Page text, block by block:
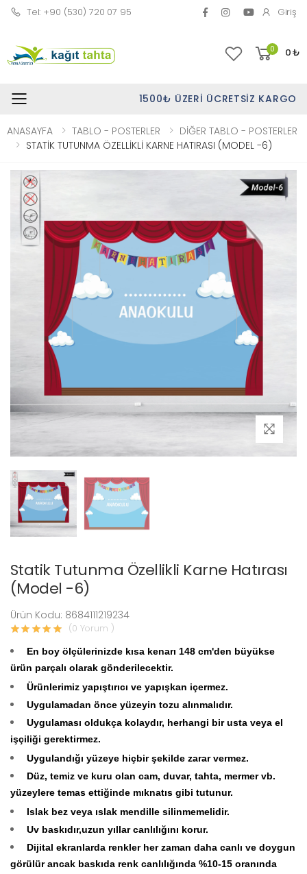
Tel: +90 (530) 720 07 95 Giriş
0 0₺
Toggle mobile menu1500₺ ÜZERI ÜCRETSIZ KARGO
ANASAYFA TABLO - POSTERLER
DİĞER TABLO - POSTERLER
STATİK TUTUNMA ÖZELLİKLİ KARNE HATIRASI (MODEL -6)
Statik Tutunma Özellikli Karne Hatırası
(Model -6)
Ürün Kodu: 8684111219234
(0 Yorum )
En boy ölçülerinizde kısa kenarı 148 cm'den büyükse
ürün parçalı olarak gönderilecektir.
Ürünlerimiz yapıştırıcı ve yapışkan içermez.
Uygulamadan önce yüzeyin tozu alınmalıdır.
Uygulaması oldukça kolaydır, herhangi bir usta veya el
işçiliği gerektirmez.
Uygulandığı yüzeye hiçbir şekilde zarar vermez.
Düz, temiz ve kuru olan cam, duvar, tahta, mermer vb.
yüzeylere temas ettiğinde mıknatıs gibi tutunur.
Islak bez veya ıslak mendille silinmemelidir.
Uv baskıdır,uzun yıllar canlılığını korur.
Dijital ekranlarda renkler her zaman daha canlı ve doygun
görülür ancak baskıda renk canlılığında %10-15 oranında